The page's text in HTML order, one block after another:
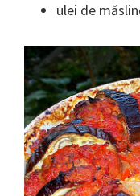
ulei de